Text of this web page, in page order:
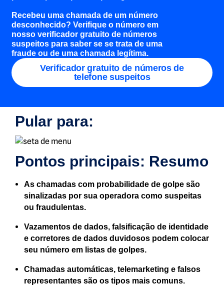
Recebeu uma chamada de um número
desconhecido? Verifique o número em
nosso verificador gratuito de números
suspeitos para saber se se trata de uma
fraude ou de uma chamada legítima.
Verificador gratuito de números de
telefone suspeitos
Pular para:
Pontos principais: Resumo
As chamadas com probabilidade de golpe são
sinalizadas por sua operadora como suspeitas
ou fraudulentas.
Vazamentos de dados, falsificação de identidade
e corretores de dados duvidosos podem colocar
seu número em listas de golpes.
Chamadas automáticas, telemarketing e falsos
representantes são os tipos mais comuns.